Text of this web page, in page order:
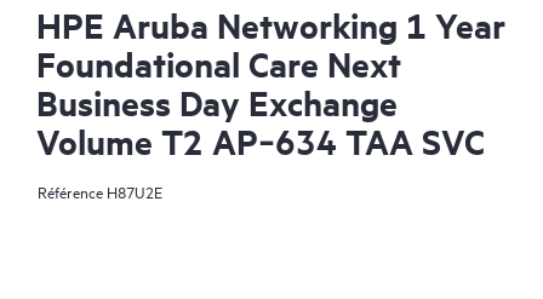
HPE Aruba Networking 1 Year
Foundational Care Next
Business Day Exchange
Volume T2 AP‑634 TAA SVC
Référence H87U2E